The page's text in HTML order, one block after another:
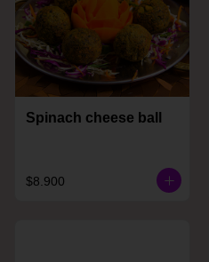
Spinach cheese ball
$8.900